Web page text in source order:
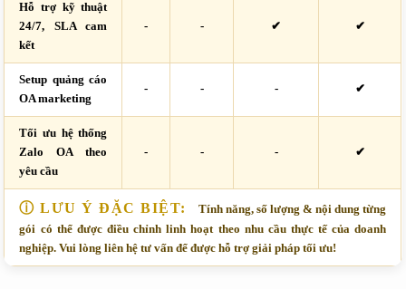
Hỗ trợ kỹ thuật
24/7, SLA cam
kết
- - ✔ ✔
Setup quảng cáo
OA marketing
- - - ✔
Tối ưu hệ thống
Zalo OA theo
yêu cầu
- - - ✔
ⓘ LƯU Ý ĐẶC BIỆT:
Tính năng, số lượng & nội dung từng
gói có thể được điều chỉnh linh hoạt theo nhu cầu thực tế của doanh
nghiệp. Vui lòng liên hệ tư vấn để được hỗ trợ giải pháp tối ưu!